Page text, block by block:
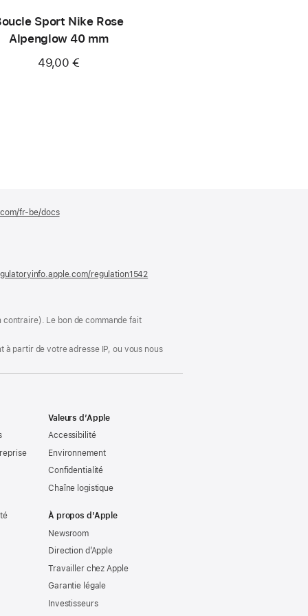
Sport Nike Rose
Alpenglow 40 mm
49,00 €
fr-be/docs(s’ouvre
regulation1542
contraire). Le bon de commande fait
partir de votre adresse IP, ou vous nous
Valeurs d’Apple
Accessibilité
Environnement
Confidentialité
Chaîne logistique
À propos d’Apple
Newsroom
Direction d’Apple
Travailler chez Apple
Garantie légale
Investisseurs